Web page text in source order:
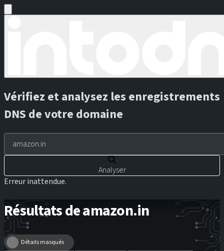
Vérifiez et analysez les enregistrements
DNS de votre domaine
Analyser
Erreur inattendue.
Résultats de amazon.in
Détails masqués